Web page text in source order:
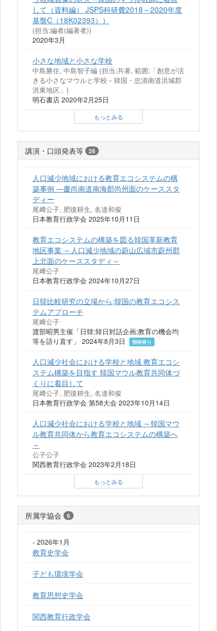
して（資料編） JSPS科研費2018～2020年度
基盤C（18K02393））
(担当:編者(編著者))
2020年3月
小さな地域と小さな学校
中島勝住, 中島智子編 (担当:共著, 範囲:「創意が活
きる小さなマウルと学校－韓国・忠清南道洪城郡
洪東地区」)
明石書店 2020年2月25日
もっとみる
講演・口頭発表等 26
人口減少地域における教育エコシステムの構
築事例 ―慶尚南道南海郡尚州面のケーススタ
ディー
尾﨑公子, 肥後耕生, 名達和俊
日本教育行政学会 2025年10月11日
教育エコシステムの構築を図る韓国革新教育
地区事業 ～人口減少地域の蔚山広域市蔚州郡
上北面のケーススタディ～
尾﨑公子
日本教育行政学会 2024年10月27日
日韓比較研究の立場から;韓国の教育エコシス
テムアプローチ
尾﨑公子
渡部昭男主催「日韓;韓日対話企画;教育の機会均
等を語り直す」 2024年8月3日
招待有り
人口減少社会における学校と地域 教育エコシ
ステム構築を目指す 韓国マウル教育共同体づ
くりに着目して
尾﨑公子, 肥後耕生, 名達和俊
日本教育行政学会 第58大会 2023年10月14日
人口減少社会における学校と地域 ～韓国マウ
ル教育共同体から教育エコシステムの構築へ
～
公子公子
関西教育行政学会 2023年2月18日
もっとみる
所属学協会 6
- 2026年1月
教育史学会
子ども環境学会
教育思想史学会
関西教育行政学会